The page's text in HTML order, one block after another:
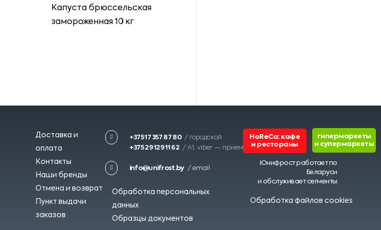
Капуста брюссельская
замороженная 10 кг
Доставка и
оплата
Контакты
Наши бренды
Отмена и возврат
Пункт выдачи
заказов
 +375 17 357 87 80/ городской
+375 29 129 11 62/ А1, viber —приемная
 info@unifrost.by/ email
Обработка персональных
данных
Образцы документов
HoReCa: кафе
и рестораны
гипермаркеты
и супермаркеты
Юнифрост работает по
Беларуси
и обслуживает сегменты
Обработка файлов cookies